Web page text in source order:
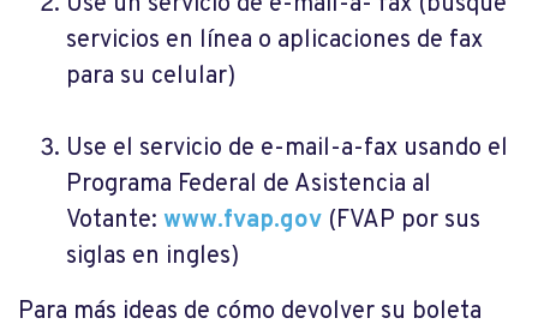
servicios en línea o aplicaciones de fax
para su celular)
Use el servicio de e-mail-a-fax usando el
Programa Federal de Asistencia al
Votante: www.fvap.gov (FVAP por sus
siglas en ingles)
Para más ideas de cómo devolver su boleta